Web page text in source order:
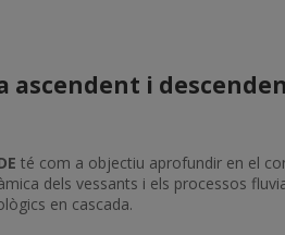
ascendent i
té com a objectiu aprofundir en el
dels vessants i els processos
en cascada.